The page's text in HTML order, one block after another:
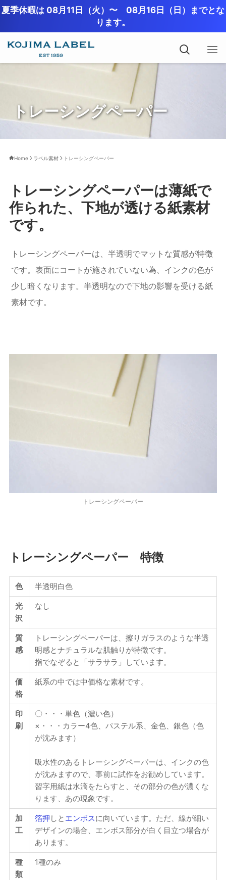
夏季休暇は 08月11日（火）〜 08月16日（日）までとな
ります。
トレーシングペーパー
Home ラベル素材 トレーシングペーパー
トレーシングペーパーは薄紙で
作られた、下地が透ける紙素材
です。
トレーシングペーパーは、半透明でマットな質感が特徴
です。表面にコートが施されていない為、インクの色が
少し暗くなります。半透明なので下地の影響を受ける紙
素材です。
トレーシングペーパー
トレーシングペーパー 特徴
色 半透明白色
光
沢
なし
質
感
トレーシングペーパーは、擦りガラスのような半透
明感とナチュラルな肌触りが特徴です。
指でなぞると「サラサラ」しています。
価
格
紙系の中では中価格な素材です。
印
刷
〇・・・単色（濃い色）
×・・・カラー4色、パステル系、金色、銀色（色
が沈みます）
吸水性のあるトレーシングペーパーは、インクの色
が沈みますので、事前に試作をお勧めしています。
習字用紙は水滴をたらすと、その部分の色が濃くな
ります、あの現象です。
加
工
箔押 しと エンボスに向いています。ただ、線が細い
デザインの場合、エンボス部分が白く目立つ場合が
あります。
種
類
1種のみ